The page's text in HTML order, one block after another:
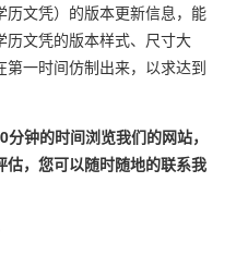
文凭）的版本更新信息，能
文凭的版本样式、尺寸大
一时间仿制出来，以求达到
钟的时间浏览我们的网站，
，您可以随时随地的联系我